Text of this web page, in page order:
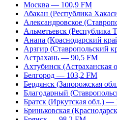
Москва — 100,9 FM
Абакан (Республика
Александровское
Альметьевск (Республика
Анапа (Краснодарский
Арзгир (Ставропольский
Астрахань — 90,5 FM
Ахтубинск
Белгород — 103,2 FM
Бердянск (Запорожская
Благодарный
Братск (Иркутская обл.) —
Бриньковская